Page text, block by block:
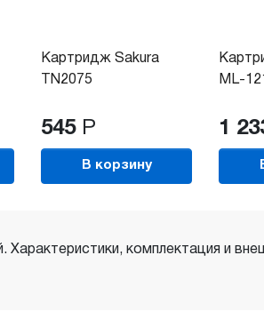
Картридж Sakura
TN2075
545 Р
В корзину
ML-
1
комплектация и